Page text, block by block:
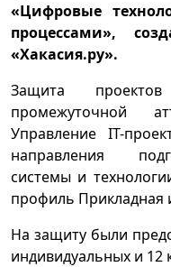
«Цифровые
процессами»,
«Хакасия.ру».
Защита
промежуточной
Управление IT-
направления
системы и
профиль Прикладная
На защиту были
индивидуальных и 12